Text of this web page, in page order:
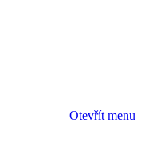
Otevřít menu